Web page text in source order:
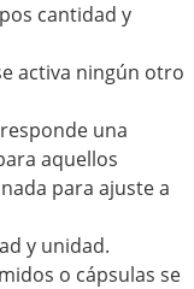
cantidad y
activa ningún otro
una
aquellos
para ajuste a
y unidad.
o cápsulas se